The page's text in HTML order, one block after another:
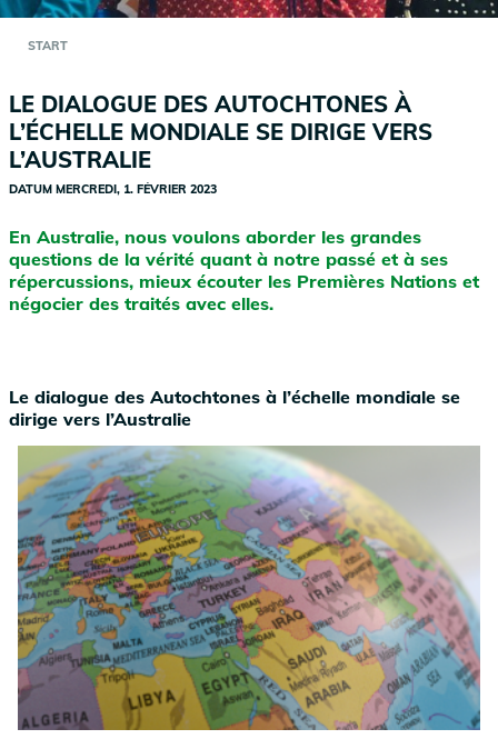
START
LE DIALOGUE DES AUTOCHTONES À
L’ÉCHELLE MONDIALE SE DIRIGE VERS
L’AUSTRALIE
DATUM MERCREDI, 1. FÉVRIER 2023
En Australie, nous voulons aborder les grandes
questions de la vérité quant à notre passé et à ses
répercussions, mieux écouter les Premières Nations et
négocier des traités avec elles.
Le dialogue des Autochtones à l’échelle mondiale se
dirige vers l’Australie